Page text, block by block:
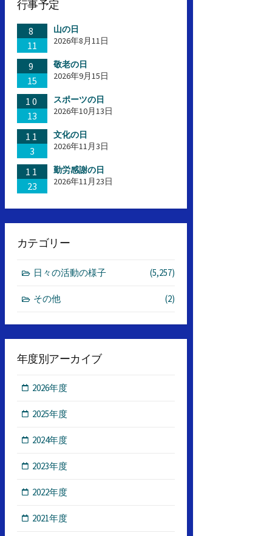
行事予定
8
11
山の日
2026年8月11日
9
15
敬老の日
2026年9月15日
10
13
スポーツの日
2026年10月13日
11
3
文化の日
2026年11月3日
11
23
勤労感謝の日
2026年11月23日
カテゴリー
日々の活動の様子 (5,257)
その他 (2)
年度別アーカイブ
2026年度
2025年度
2024年度
2023年度
2022年度
2021年度